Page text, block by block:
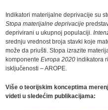
Indikatori materijalne deprivacije su
Stopa materijalne deprivacije
deprivirani u ukupnoj populaciji.
srednju vrednost broja stavki koje
može da priušti. Stopa izrazite
komponenteEvropa 2020 indikatora
isključenosti – AROPE.
Više o teorijskim konceptima
videti u sledećim publikacijama: